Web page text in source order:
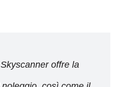
offre la